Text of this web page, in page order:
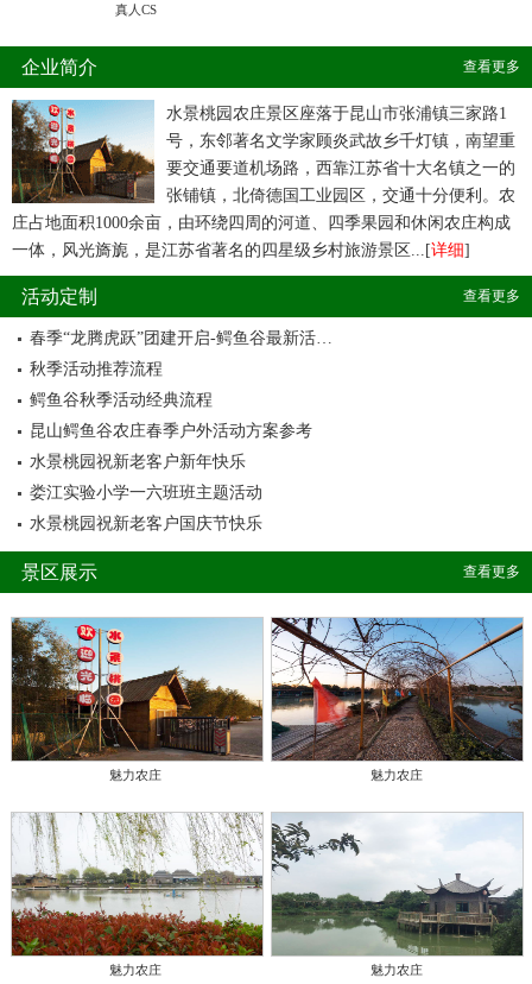
真人CS
企业简介 查看更多
水景桃园农庄景区座落于昆山市张浦镇三家路1
号，东邻著名文学家顾炎武故乡千灯镇，南望重
要交通要道机场路，西靠江苏省十大名镇之一的
张铺镇，北倚德国工业园区，交通十分便利。农
庄占地面积1000余亩，由环绕四周的河道、四季果园和休闲农庄构成
一体，风光旖旎，是江苏省著名的四星级乡村旅游景区...[详细]
活动定制 查看更多
春季“龙腾虎跃”团建开启-鳄鱼谷最新活…
秋季活动推荐流程
鳄鱼谷秋季活动经典流程
昆山鳄鱼谷农庄春季户外活动方案参考
水景桃园祝新老客户新年快乐
娄江实验小学一六班班主题活动
水景桃园祝新老客户国庆节快乐
景区展示 查看更多
魅力农庄 魅力农庄
魅力农庄 魅力农庄